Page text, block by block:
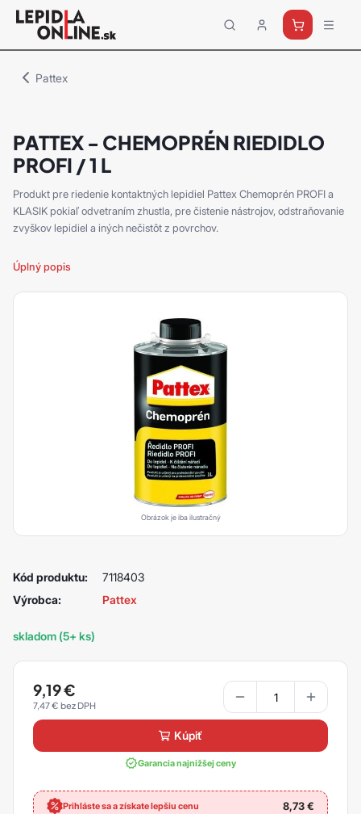
Priemyselné
lepidlá
Pattex
PATTEX - CHEMOPRÉN RIEDIDLO
PROFI / 1 L
Produkt pre riedenie kontaktných lepidiel Pattex Chemoprén PROFI a
KLASIK pokiaľ odvetraním zhustla, pre čistenie nástrojov, odstraňovanie
zvyškov lepidiel a iných nečistôt z povrchov.
Úplný popis
Obrázok je iba ilustračný
Kód produktu:
7118403
Výrobca:
Pattex
skladom (5+ ks)
9,19€
7,47€
kúpiť
Garancia najnižšej ceny
Prihláste sa a získate lepšiu cenu 8,73€